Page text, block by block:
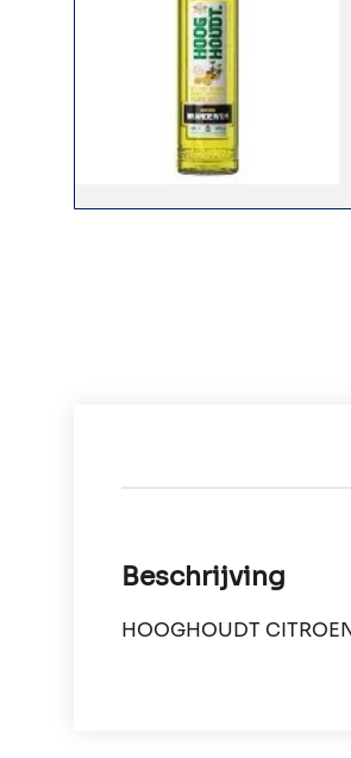
Beschrijving
HOOGHOUDT